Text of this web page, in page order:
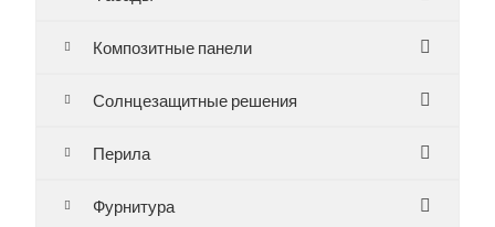
Композитные панели
Солнцезащитные решения
Перила
Фурнитура